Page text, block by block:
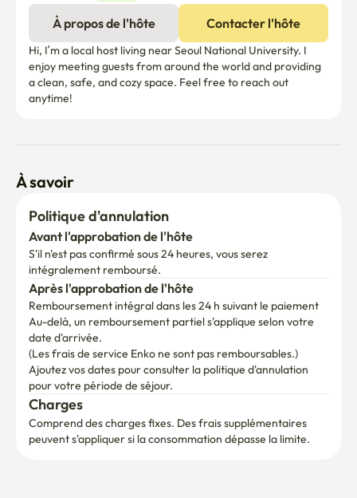
À propos de l'hôte Contacter l'hôte
Hi, I’m a local host living near Seoul National University. I
enjoy meeting guests from around the world and providing
a clean, safe, and cozy space. Feel free to reach out
À savoir
Politique d'annulation
Avant l'approbation de l'hôte
S'il n'est pas confirmé sous 24 heures, vous serez
intégralement remboursé.
Après l'approbation de l'hôte
Remboursement intégral dans les 24 h suivant le paiement
Au-delà, un remboursement partiel s'applique selon votre
date d'arrivée.
(Les frais de service Enko ne sont pas remboursables.)
Ajoutez vos dates pour consulter la politique d'annulation
pour votre période de séjour.
Charges
Comprend des charges fixes. Des frais supplémentaires
peuvent s'appliquer si la consommation dépasse la limite.